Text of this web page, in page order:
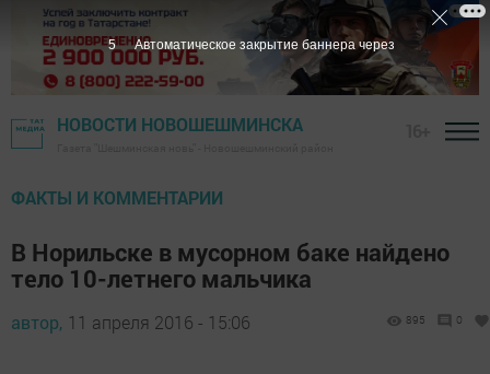
НОВОСТИ НОВОШЕШМИНСКА
ФАКТЫ И КОММЕНТАРИИ
В Норильске в мусорном баке найдено
тело 10-летнего мальчика
автор, 11 апреля 2016 - 15:06 895 0
5 Автоматическое закрытие баннера через